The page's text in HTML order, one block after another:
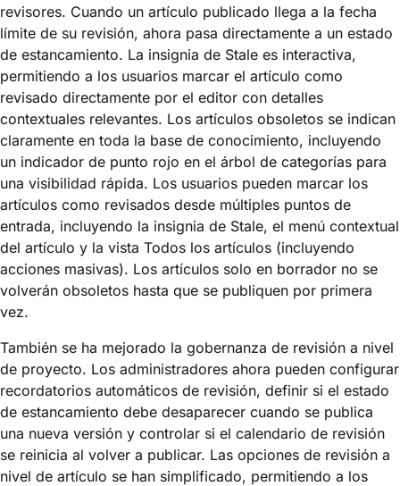
revisores. Cuando un artículo publicado llega a la fecha
límite de su revisión, ahora pasa directamente a un estado
de estancamiento. La insignia de Stale es interactiva,
permitiendo a los usuarios marcar el artículo como
revisado directamente por el editor con detalles
contextuales relevantes. Los artículos obsoletos se indican
claramente en toda la base de conocimiento, incluyendo
un indicador de punto rojo en el árbol de categorías para
una visibilidad rápida. Los usuarios pueden marcar los
artículos como revisados desde múltiples puntos de
entrada, incluyendo la insignia de Stale, el menú contextual
del artículo y la vista Todos los artículos (incluyendo
acciones masivas). Los artículos solo en borrador no se
volverán obsoletos hasta que se publiquen por primera
vez.
También se ha mejorado la gobernanza de revisión a nivel
de proyecto. Los administradores ahora pueden configurar
recordatorios automáticos de revisión, definir si el estado
de estancamiento debe desaparecer cuando se publica
una nueva versión y controlar si el calendario de revisión
se reinicia al volver a publicar. Las opciones de revisión a
nivel de artículo se han simplificado, permitiendo a los